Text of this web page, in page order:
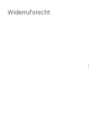
Widerrufsrecht